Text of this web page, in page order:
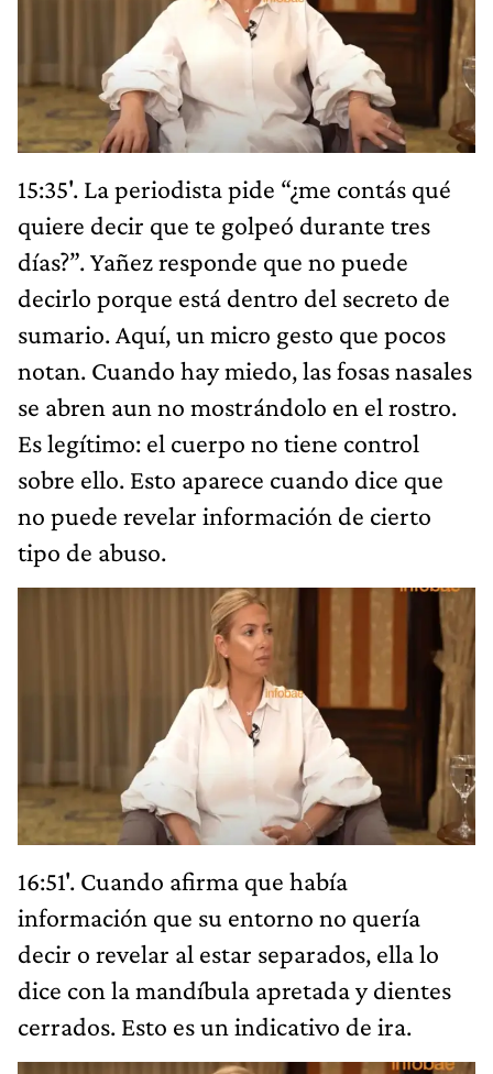
15:35'. La periodista pide “¿me contás qué
quiere decir que te golpeó durante tres
días?”. Yañez responde que no puede
decirlo porque está dentro del secreto de
sumario. Aquí, un micro gesto que pocos
notan. Cuando hay miedo, las fosas nasales
se abren aun no mostrándolo en el rostro.
Es legítimo: el cuerpo no tiene control
sobre ello. Esto aparece cuando dice que
no puede revelar información de cierto
tipo de abuso.
16:51'. Cuando afirma que había
información que su entorno no quería
decir o revelar al estar separados, ella lo
dice con la mandíbula apretada y dientes
cerrados. Esto es un indicativo de ira.